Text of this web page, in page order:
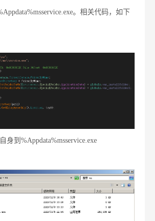
。相关代码，如下
身到%Appdata%msservice.exe